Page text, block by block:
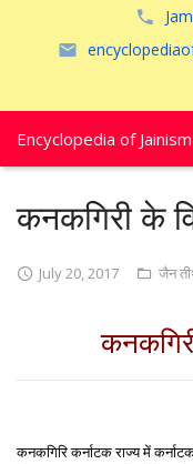
Encyclopedia of Jainism
कनकगिरी के
July 20, 2017 जैन
कनकगिरि कर्नाटक राज्य में